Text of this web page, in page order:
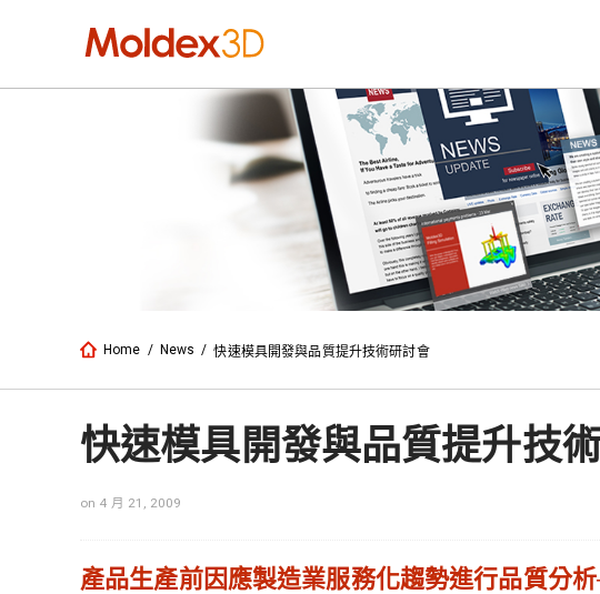
Home / News / 快速模具開發與品質提升技術研討會
快速模具開發與品質提升技
on 4 月 21, 2009
產品生產前因應製造業服務化趨勢進行品質分